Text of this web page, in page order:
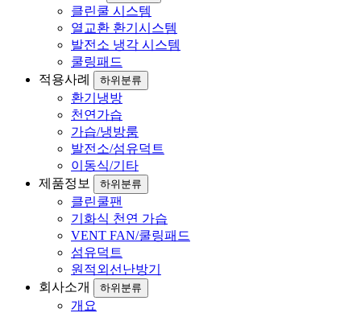
클린쿨 시스템
열교환 환기시스템
발전소 냉각 시스템
쿨링패드
적용사례
하위분류
환기냉방
천연가습
가습/냉방룸
발전소/섬유덕트
이동식/기타
제품정보
하위분류
클린쿨팬
기화식 천연 가습
VENT FAN/쿨링패드
섬유덕트
원적외선난방기
회사소개
하위분류
개요